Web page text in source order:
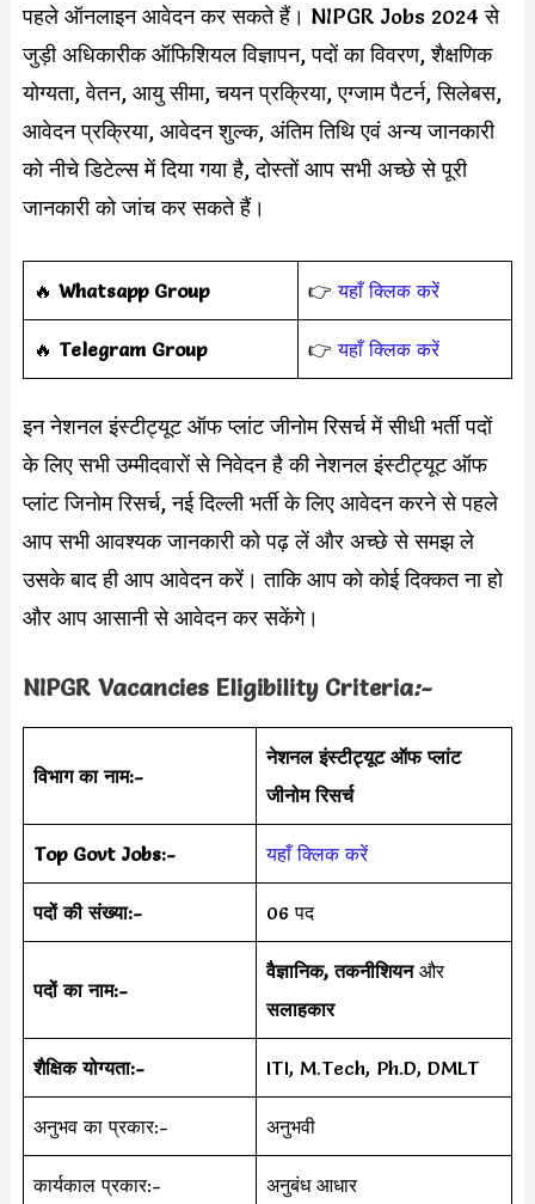
पहले ऑनलाइन आवेदन कर सकते हैं। NIPGR Jobs 2024 से
जुड़ी अधिकारीक ऑफिशियल विज्ञापन, पदों का विवरण, शैक्षणिक
योग्यता, वेतन, आयु सीमा, चयन प्रक्रिया, एग्जाम पैटर्न, सिलेबस,
आवेदन प्रक्रिया, आवेदन शुल्क, अंतिम तिथि एवं अन्य जानकारी
को नीचे डिटेल्स में दिया गया है, दोस्तों आप सभी अच्छे से पूरी
जानकारी को जांच कर सकते हैं।
‎️‍🔥 Whatsapp Group 👉यहाँ क्लिक करें
‎️‍🔥 Telegram Group 👉यहाँ क्लिक करें
इन नेशनल इंस्टीट्यूट ऑफ प्लांट जीनोम रिसर्च में सीधी भर्ती पदों
के लिए सभी उम्मीदवारों से निवेदन है की नेशनल इंस्टीट्यूट ऑफ
प्लांट जिनोम रिसर्च, नई दिल्ली भर्ती के लिए आवेदन करने से पहले
आप सभी आवश्यक जानकारी को पढ़ लें और अच्छे से समझ ले
उसके बाद ही आप आवेदन करें। ताकि आप को कोई दिक्कत ना हो
और आप आसानी से आवेदन कर सकेंगे।
NIPGR Vacancies Eligibility Criteria:-
विभाग का नाम:-
नेशनल इंस्टीट्यूट ऑफ प्लांट
जीनोम रिसर्च
Top Govt Jobs:- यहाँ क्लिक करें
पदों की संख्या:- 06 पद
पदों का नाम:-
वैज्ञानिक, तकनीशियन और
सलाहकार
शैक्षिक योग्यता:- ITI, M.Tech, Ph.D, DMLT
अनुभव का प्रकार:- अनुभवी
कार्यकाल प्रकार:- अनुबंध आधार